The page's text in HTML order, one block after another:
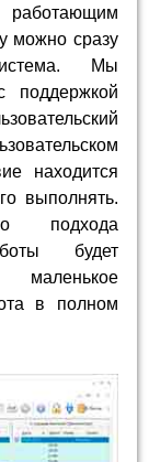
можно сразу
Мы
поддержкой
находится
выполнять.
подхода
будет
в полном